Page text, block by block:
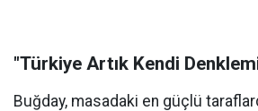
"Türkiye Artık Kendi
Buğday, masadaki en güçlü